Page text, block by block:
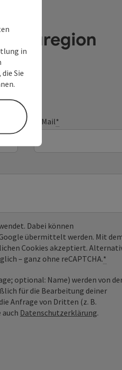
E-Mail*
Dabei können
übermittelt werden. Mit
Cookies akzeptiert.
– ganz ohne reCAPTCHA.*
optional: Name) werden von
für die Bearbeitung deiner
Anfrage von Dritten (z. B.
Datenschutzerklärung.
in
Sie